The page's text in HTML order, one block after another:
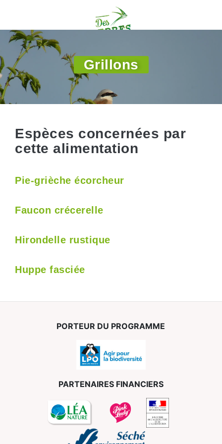
Grillons
Espèces concernées par
cette alimentation
Pie-grièche écorcheur
Faucon crécerelle
Hirondelle rustique
Huppe fasciée
PORTEUR DU PROGRAMME
PARTENAIRES FINANCIERS